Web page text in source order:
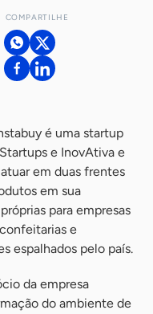
COMPARTILHE
é uma startup
e InovAtiva e
em duas frentes
em sua
para empresas
e
espalhados pelo país.
da empresa
do ambiente de